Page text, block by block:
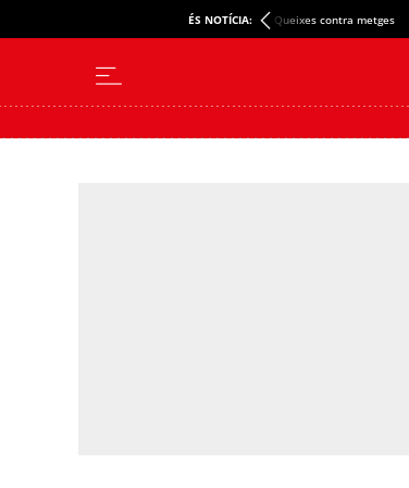
ÉS NOTÍCIA: Queixes contra metges